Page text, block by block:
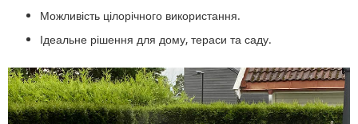
Можливість цілорічного використання.
Ідеальне рішення для дому, тераси та саду.